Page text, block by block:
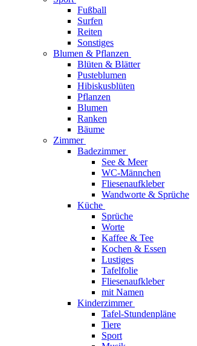
Fußball
Surfen
Reiten
Sonstiges
Blumen & Pflanzen
Blüten & Blätter
Pusteblumen
Hibiskusblüten
Pflanzen
Blumen
Ranken
Bäume
Zimmer
Badezimmer
See & Meer
WC-Männchen
Fliesenaufkleber
Wandworte & Sprüche
Küche
Sprüche
Worte
Kaffee & Tee
Kochen & Essen
Lustiges
Tafelfolie
Fliesenaufkleber
mit Namen
Kinderzimmer
Tafel-Stundenpläne
Tiere
Sport